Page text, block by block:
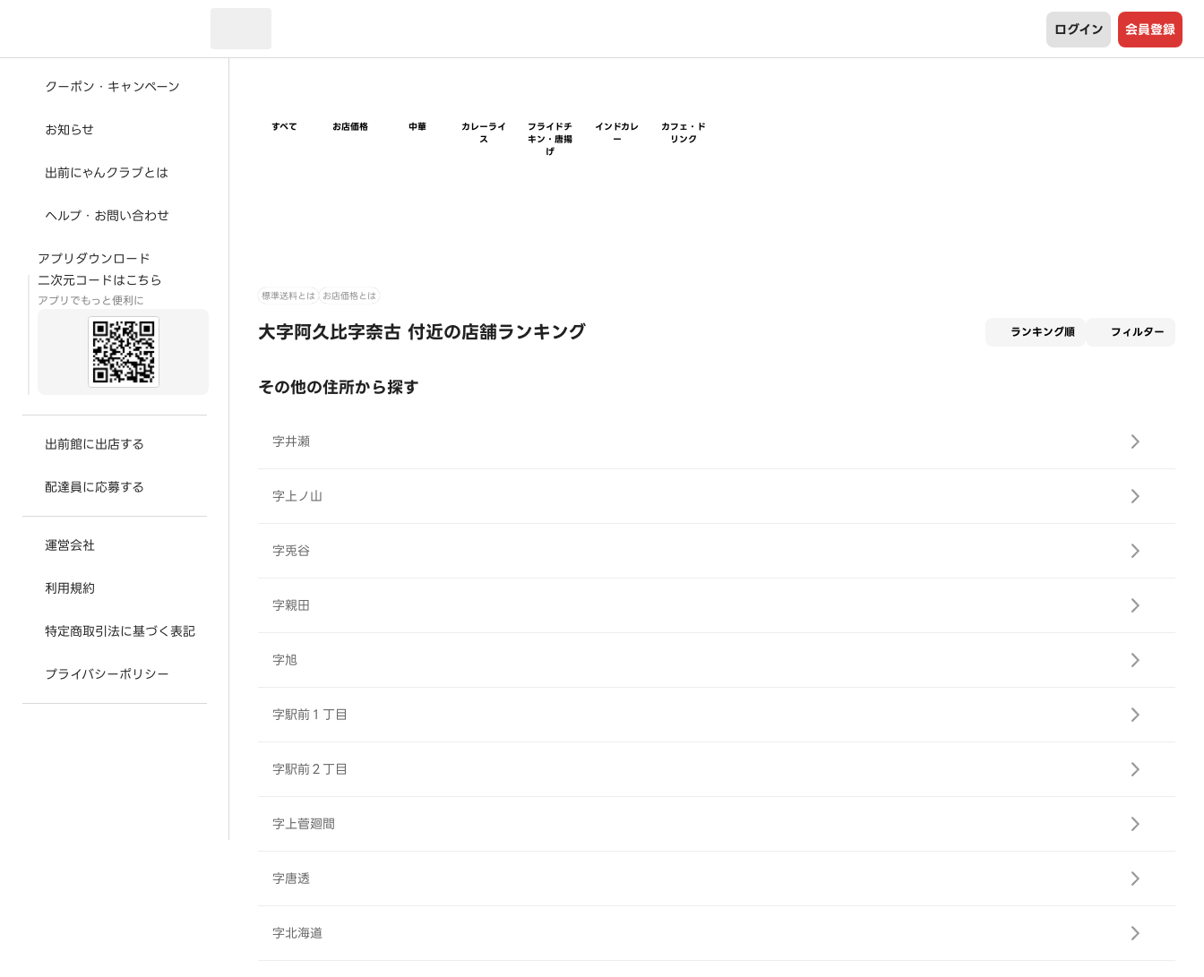
ログイン 会員登録
クーポン・キャンペーン
お知らせ
出前にゃんクラブとは
ヘルプ・お問い合わせ
アプリダウンロード
二次元コードはこちら
アプリでもっと便利に
出前館に出店する
配達員に応募する
運営会社
利用規約
特定商取引法に基づく表記
プライバシーポリシー
すべて お店価格 中華
カレーライ
ス
フライドチ
キン・唐揚
げ
インドカレ
ー
カフェ・ド
リンク
標準送料とは お店価格とは
大字阿久比字奈古 付近の店舗ランキング ランキング順 フィルター
その他の住所から探す
字井瀬
字上ノ山
字兎谷
字親田
字旭
字駅前１丁目
字駅前２丁目
字上菅廻間
字唐透
字北海道